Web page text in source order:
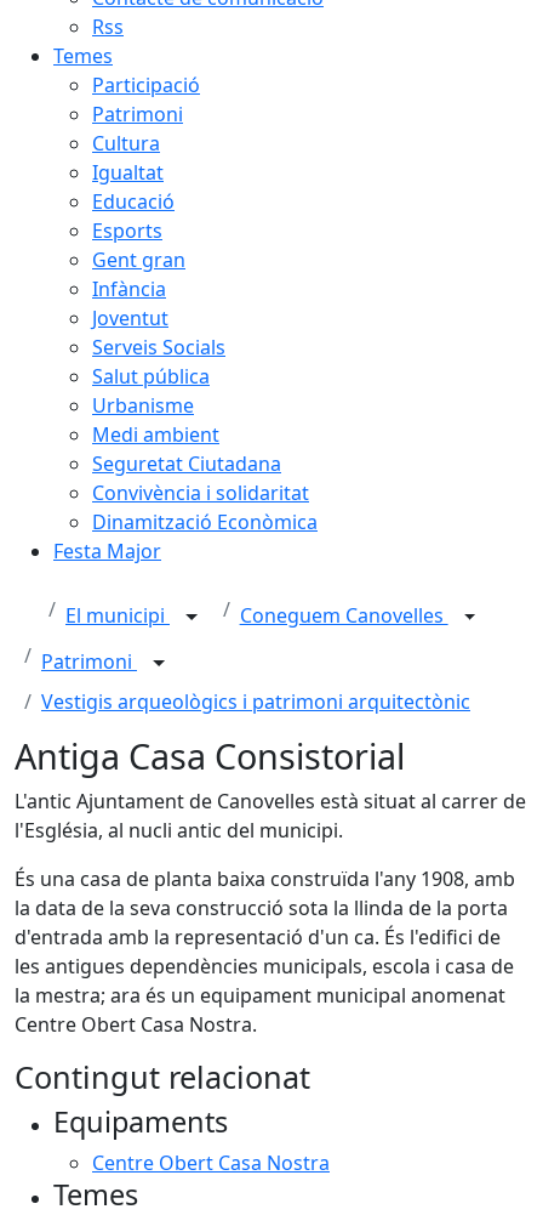
Rss
Temes
Participació
Patrimoni
Cultura
Igualtat
Educació
Esports
Gent gran
Infància
Joventut
Serveis Socials
Salut pública
Urbanisme
Medi ambient
Seguretat Ciutadana
Convivència i solidaritat
Dinamització Econòmica
Festa Major
El municipi
Coneguem Canovelles
Patrimoni
Vestigis arqueològics i patrimoni arquitectònic
Antiga Casa Consistorial
L'antic Ajuntament de Canovelles està situat al carrer de
l'Església, al nucli antic del municipi.
És una casa de planta baixa construïda l'any 1908, amb
la data de la seva construcció sota la llinda de la porta
d'entrada amb la representació d'un ca. És l'edifici de
les antigues dependències municipals, escola i casa de
la mestra; ara és un equipament municipal anomenat
Centre Obert Casa Nostra.
Contingut relacionat
Equipaments
Centre Obert Casa Nostra
Temes